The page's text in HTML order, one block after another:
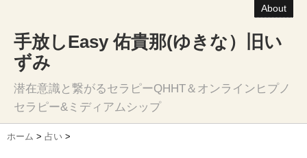
About
手放しEasy 佑貴那(ゆきな）旧い
ずみ
潜在意識と繋がるセラピーQHHT＆オンラインヒプノ
セラピー&ミディアムシップ
ホーム > 占い >